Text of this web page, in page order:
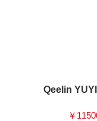
Qeelin
￥